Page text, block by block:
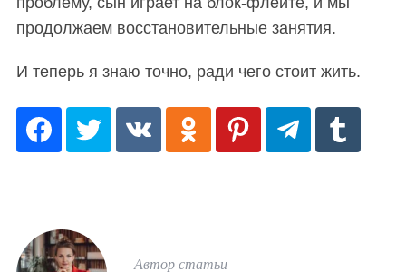
продолжаем восстановительные занятия.
И теперь я знаю точно, ради чего стоит жить.
Автор статьи